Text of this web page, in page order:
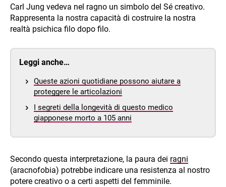
Carl Jung vedeva nel ragno un simbolo del Sé creativo.
Rappresenta la nostra capacità di costruire la nostra
realtà psichica filo dopo filo.
Leggi anche…
Queste azioni quotidiane possono aiutare a
proteggere le articolazioni
I segreti della longevità di questo medico
giapponese morto a 105 anni
Secondo questa interpretazione, la paura dei ragni
(aracnofobia) potrebbe indicare una resistenza al nostro
potere creativo o a certi aspetti del femminile.